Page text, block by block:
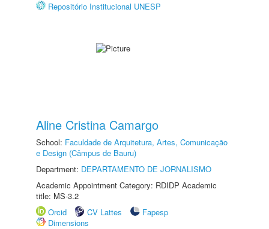
Repositório Institucional UNESP
Aline Cristina Camargo
School: Faculdade de Arquitetura, Artes, Comunicação
e Design (Câmpus de Bauru)
Department: DEPARTAMENTO DE JORNALISMO
Academic Appointment Category: RDIDP Academic
title: MS-3.2
Orcid
CV Lattes
Fapesp
Dimensions